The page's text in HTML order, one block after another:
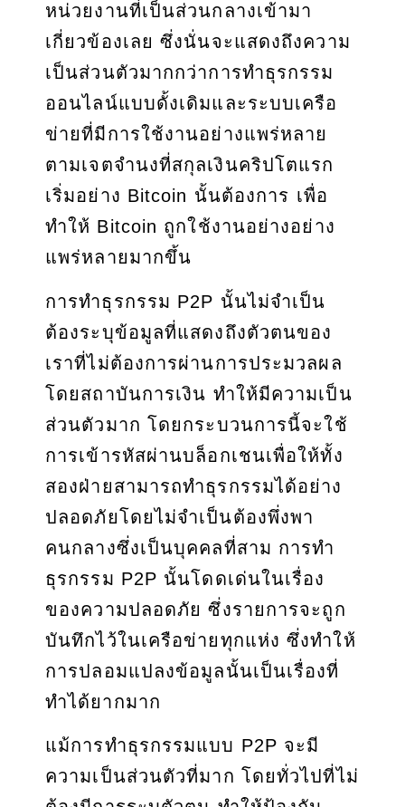
หน่วยงานที่เป็นส่วนกลางเข้ามา
เกี่ยวข้องเลย ซึ่งนั่นจะแสดงถึงความ
เป็นส่วนตัวมากกว่าการทำธุรกรรม
ออนไลน์แบบดั้งเดิมและระบบเครือ
ข่ายที่มีการใช้งานอย่างแพร่หลาย
ตามเจตจำนงที่สกุลเงินคริปโตแรก
เริ่มอย่าง Bitcoin นั้นต้องการ เพื่อ
ทำให้ Bitcoin ถูกใช้งานอย่างอย่าง
แพร่หลายมากขึ้น
การทำธุรกรรม P2P นั้นไม่จำเป็น
ต้องระบุข้อมูลที่แสดงถึงตัวตนของ
เราที่ไม่ต้องการผ่านการประมวลผล
โดยสถาบันการเงิน ทำให้มีความเป็น
ส่วนตัวมาก โดยกระบวนการนี้จะใช้
การเข้ารหัสผ่านบล็อกเชนเพื่อให้ทั้ง
สองฝ่ายสามารถทำธุรกรรมได้อย่าง
ปลอดภัยโดยไม่จำเป็นต้องพึ่งพา
คนกลางซึ่งเป็นบุคคลที่สาม การทำ
ธุรกรรม P2P นั้นโดดเด่นในเรื่อง
ของความปลอดภัย ซึ่งรายการจะถูก
บันทึกไว้ในเครือข่ายทุกแห่ง ซึ่งทำให้
การปลอมแปลงข้อมูลนั้นเป็นเรื่องที่
ทำได้ยากมาก
แม้การทำธุรกรรมแบบ P2P จะมี
ความเป็นส่วนตัวที่มาก โดยทั่วไปที่ไม่